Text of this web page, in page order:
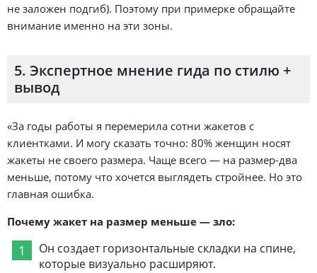
не заложен подгиб). Поэтому при примерке обращайте
внимание именно на эти зоны.
5. Экспертное мнение гида по стилю +
вывод
«За годы работы я перемерила сотни жакетов с
клиентками. И могу сказать точно: 80% женщин носят
жакеты не своего размера. Чаще всего — на размер-два
меньше, потому что хочется выглядеть стройнее. Но это
главная ошибка.
Почему жакет на размер меньше — зло:
Он создает горизонтальные складки на спине,
которые визуально расширяют.